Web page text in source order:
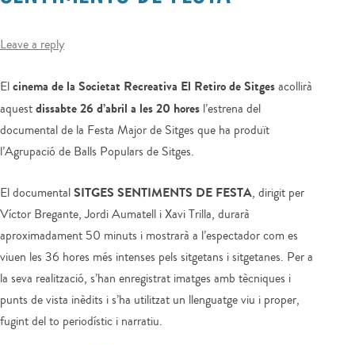
Leave a reply
Elcinema de la Societat Recreativa El Retiro de Sitgesacollirà
aquestdissabte 26 d’abril a les 20 hores l’estrena del
documental de la Festa Major de Sitges que ha produït
l’Agrupació de Balls Populars de Sitges.
El documentalSITGES SENTIMENTS DE FESTA, dirigit per
Víctor Bregante, Jordi Aumatell i Xavi Trilla, durarà
aproximadament 50 minuts i mostrarà a l’espectador com es
viuen les 36 hores més intenses pels sitgetans i sitgetanes. Per a
la seva realització, s’han enregistrat imatges amb tècniques i
punts de vista inèdits i s’ha utilitzat un llenguatge viu i proper,
fugint del to periodístic i narratiu.